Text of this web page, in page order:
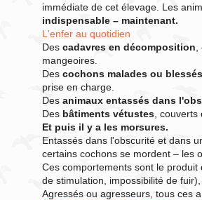
immédiate de cet élevage. Les
indispensable – maintenant.
L'enfer au quotidien
Des cadavres en décomposition
mangeoires.
Des cochons malades ou blessés
prise en charge.
Des animaux entassés dans
Des bâtiments vétustes ,
Et puis il y a les morsures.
Entassés dans l'obscurité et dans
certains cochons se mordent – les
Ces comportements sont le produit
de stimulation, impossibilité de
Agressés ou agresseurs, tous ces